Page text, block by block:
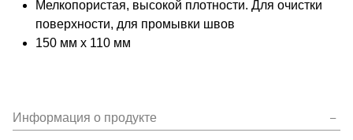
Мелкопористая, высокой плотности. Для очистки
поверхности, для промывки швов
150 мм x 110 мм
Информация о продукте